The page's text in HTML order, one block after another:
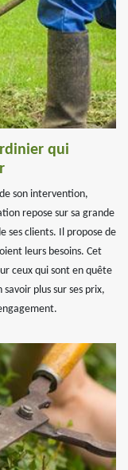
qui
son intervention,
repose sur sa grande
ses clients. Il propose de
leurs besoins. Cet
ceux qui sont en quête
plus sur ses prix,